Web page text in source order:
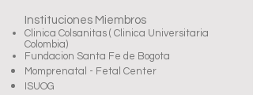
Instituciones Miembros
Clinica Colsanitas ( Clinica Universitaria
Colombia)
Fundacion Santa Fe de Bogota
Momprenatal - Fetal Center
ISUOG